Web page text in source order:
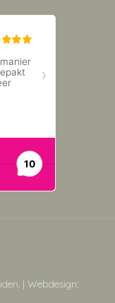
| Webdesign: